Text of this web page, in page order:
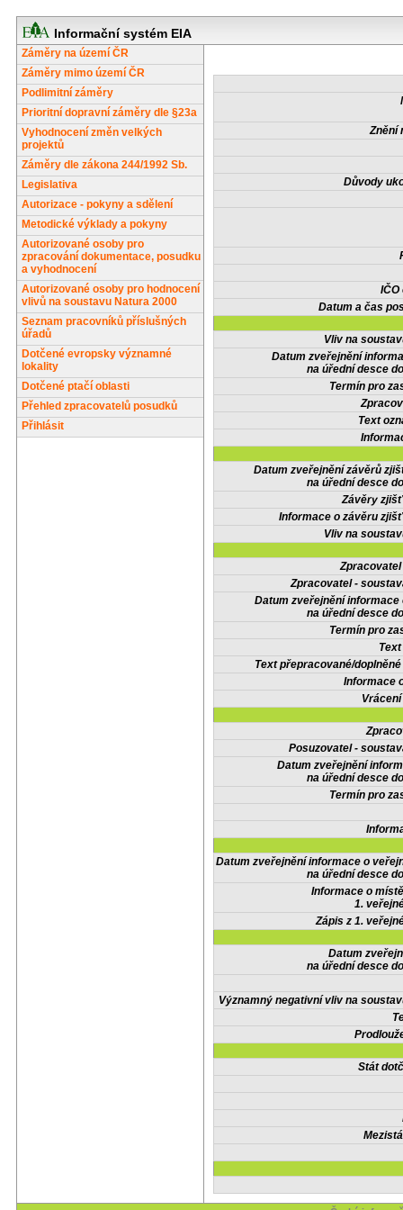
Informační systém EIA
Záměry na území ČR
Záměry mimo území ČR
Podlimitní záměry
Prioritní dopravní záměry dle §23a
Vyhodnocení změn velkých
projektů
Záměry dle zákona 244/1992 Sb.
Legislativa
Autorizace - pokyny a sdělení
Metodické výklady a pokyny
Autorizované osoby pro
zpracování dokumentace, posudku
a vyhodnocení
Autorizované osoby pro hodnocení
vlivů na soustavu Natura 2000
Seznam pracovníků příslušných
úřadů
Dotčené evropsky významné
lokality
Dotčené ptačí oblasti
Přehled zpracovatelů posudků
Přihlásit
Znění
Důvody
IČO
Datum a čas
Vliv na
Datum zveřejnění
na úřední desce
Termín pro
Text
Datum zveřejnění závěrů
na úřední desce
Závěry
Informace o závěru
Vliv na
Zpracovatel -
Datum zveřejnění informace
na úřední desce
Termín pro
Text přepracované/
Informace
Posuzovatel -
Datum zveřejnění
na úřední desce
Termín pro
Datum zveřejnění informace o
na úřední desce
Informace o
1.
Zápis z 1.
Datum
na úřední desce
Významný negativní vliv na
Stát